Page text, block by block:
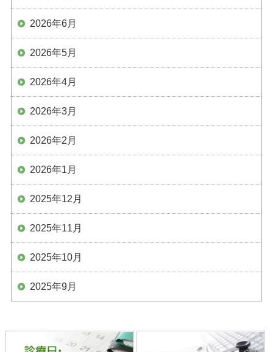
2026年6月
2026年5月
2026年4月
2026年3月
2026年2月
2026年1月
2025年12月
2025年11月
2025年10月
2025年9月